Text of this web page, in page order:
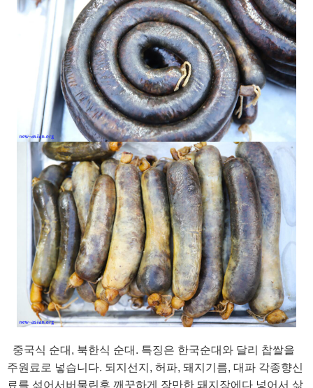
중국식 순대, 북한식 순대. 특징은 한국순대와 달리 찹쌀을
주원료로 넣습니다. 되지선지, 허파, 돼지기름, 대파 각종향신
료를 섞어서버물린후 깨끗하게 장만한 돼지장에다 넣어서 삶